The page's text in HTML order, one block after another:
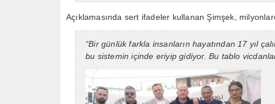
Açıklamasında sert ifadeler kullanan Şimşek,
“Bir günlük farkla insanların hayatından 17 yıl
bu sistemin içinde eriyip gidiyor. Bu tablo